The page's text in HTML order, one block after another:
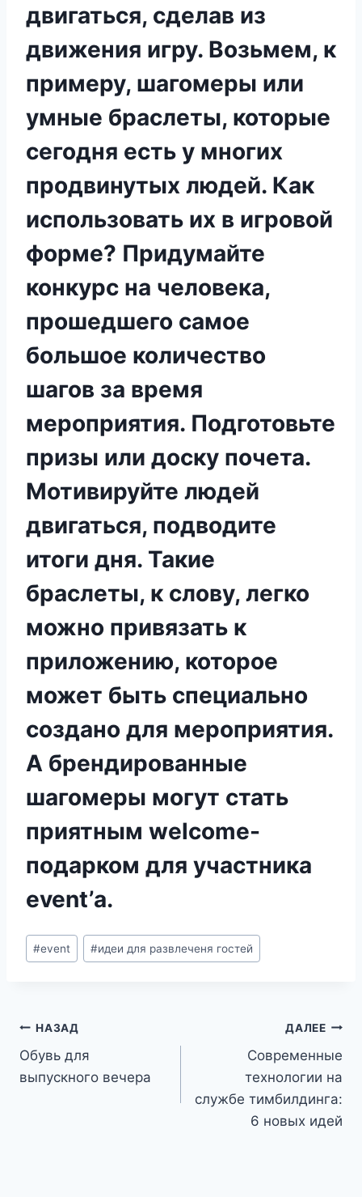
двигаться, сделав из
движения игру. Возьмем, к
примеру, шагомеры или
умные браслеты, которые
сегодня есть у многих
продвинутых людей. Как
использовать их в игровой
форме? Придумайте
конкурс на человека,
прошедшего самое
большое количество
шагов за время
мероприятия. Подготовьте
призы или доску почета.
Мотивируйте людей
двигаться, подводите
итоги дня. Такие
браслеты, к слову, легко
можно привязать к
приложению, которое
может быть специально
создано для мероприятия.
А брендированные
шагомеры могут стать
приятным welcome-
подарком для участника
event’а.
Метки
записи:
#event #идеи для развлеченя гостей
Навигация
по
НАЗАД
Обувь для
выпускного вечера
ДАЛЕЕ
Современные
технологии на
службе тимбилдинга:
6 новых идей